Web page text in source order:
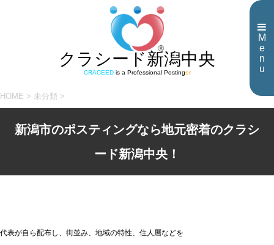
M
e
n
u
クラシード新潟中央
CRACEEDis a Professional Postinger
HOME > 未分類 >
新潟市のポスティングなら地元密着のクラシ
ード新潟中央！
代表が自ら配布し、街並み、地域の特性、住人層などを